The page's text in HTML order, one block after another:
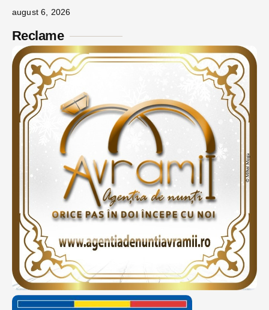
august 6, 2026
Reclame